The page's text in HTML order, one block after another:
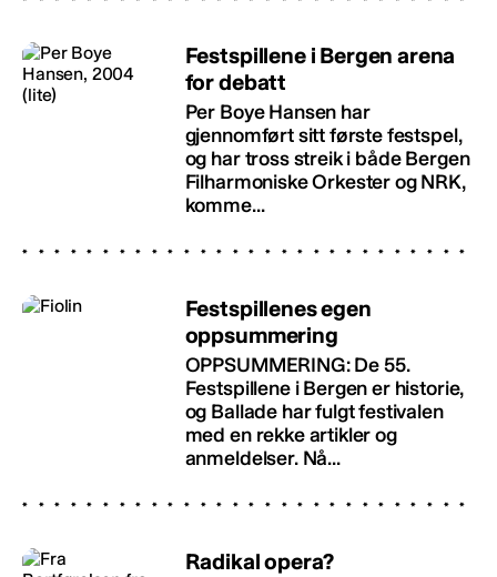
Festspillene i Bergen arena
for debatt
Per Boye Hansen har
gjennomført sitt første festspel,
og har tross streik i både Bergen
Filharmoniske Orkester og NRK,
komme...
Festspillenes egen
oppsummering
OPPSUMMERING: De 55.
Festspillene i Bergen er historie,
og Ballade har fulgt festivalen
med en rekke artikler og
anmeldelser. Nå...
Radikal opera?